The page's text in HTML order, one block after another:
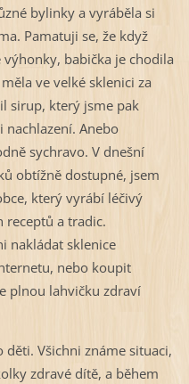
bylinky a vyráběla si
Pamatuji se, že když
babička je chodila
ve velké sklenici za
sirup, který jsme pak
Anebo
sychravo. V dnešní
obtížně dostupné, jsem
který vyrábí léčivý
receptů a tradic.
nakládat sklenice
nebo koupit
plnou lahvičku zdraví
Všichni známe situaci,
zdravé dítě, a během